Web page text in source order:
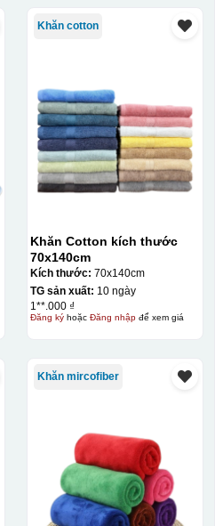
Khăn cotton
Khăn Cotton kích thước
70x140cm
Kích thước: 70x140cm
TG sản xuất: 10 ngày
1**.000 ₫
Đăng kýhoặc Đăng nhậpđể xem giá
Khăn mircofiber